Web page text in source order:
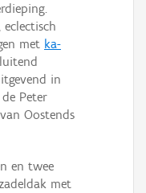
met ka­
in
Peter
Oostends
en twee
met